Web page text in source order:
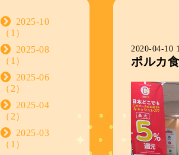
2020-04-10
ポルカ
2025-10
（1）
2025-08
（1）
2025-06
（2）
2025-04
（2）
2025-03
（1）